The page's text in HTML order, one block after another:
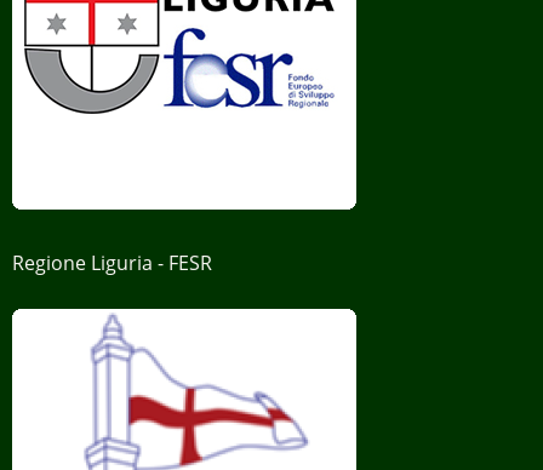
Il sito utilizza cookie tecnici (di navigazione e di
sessione) che garantiscono la normale
navigazione e fruizione del sito web e cookie
analitici inviati da terze parti (Web Analytics Italia)
Regione Liguria - FESR